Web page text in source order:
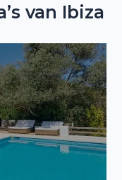
van Ibiza